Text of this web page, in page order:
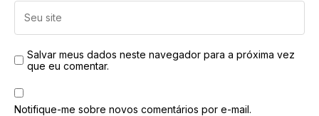
Salvar meus dados neste navegador para a próxima vez
que eu comentar.
Notifique-me sobre novos comentários por e-mail.